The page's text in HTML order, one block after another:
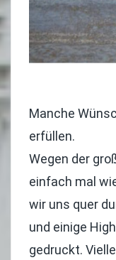
Manche
erfüllen.
Wegen der
einfach mal
wir uns quer
und einige
gedruckt.